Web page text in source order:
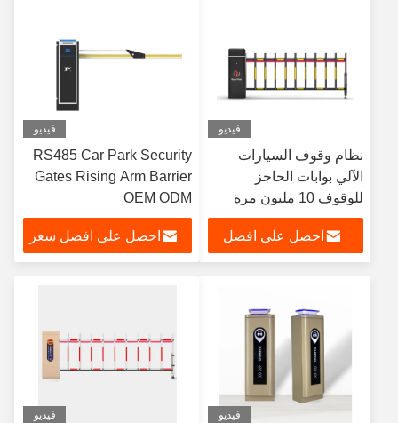
فيديو
نظام وقوف السيارات
الآلي بوابات الحاجز
للوقوف 10 مليون مرة
تشغيل مضمونة
احصل على افضل
فيديو
RS485 Car Park Security
Gates Rising Arm Barrier
OEM ODM
احصل على افضل سعر
فيديو فيديو